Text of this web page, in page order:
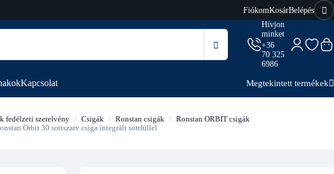
FiókomKosárBelépés
Hívjon
minket
+36
70 325
6986
Kapcsolat Megtekintett termékek
fedélzeti szerelvény Csigák Ronstan csigák
Ronstan ORBIT csigák
Orbit 30 sottszarv csiga integrált sottfüllel